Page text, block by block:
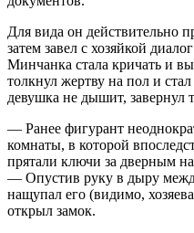
Для вида он действительно
затем завел с хозяйкой
Минчанка стала кричать и
толкнул жертву на пол и
девушка не дышит, завернул
— Ранее фигурант
комнаты, в которой
прятали ключи за дверным
— Опустив руку в дыру
нащупал его (видимо,
открыл замок.